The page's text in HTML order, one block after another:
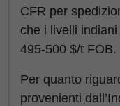
CFR per
che i livelli
495-500 $/t FOB.
Per quanto
provenienti